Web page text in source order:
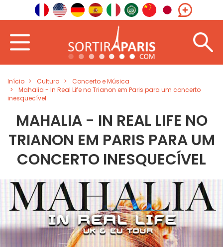
Início Cultura
Concerto e Música
Mahalia - In Real Life no Trianon em Paris para um concerto
inesquecível
MAHALIA - IN REAL LIFE NO
TRIANON EM PARIS PARA UM
CONCERTO INESQUECÍVEL